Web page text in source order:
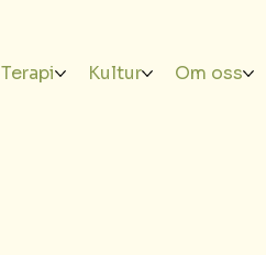
Terapi Kultur Om oss